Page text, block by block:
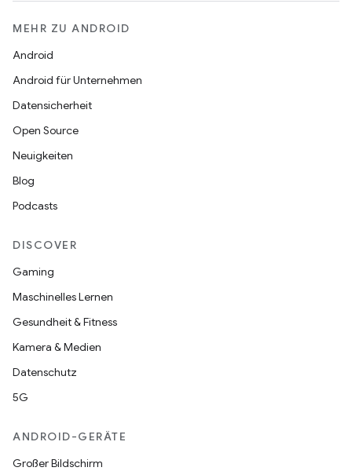
MEHR ZU ANDROID
Android
Android für Unternehmen
Datensicherheit
Open Source
Neuigkeiten
Blog
Podcasts
DISCOVER
Gaming
Maschinelles Lernen
Gesundheit & Fitness
Kamera & Medien
Datenschutz
5G
ANDROID-GERÄTE
Großer Bildschirm